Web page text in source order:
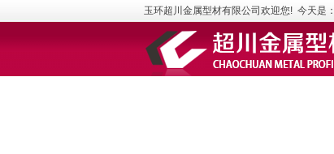
玉环超川金属型材有限公司欢迎您! 今天是：